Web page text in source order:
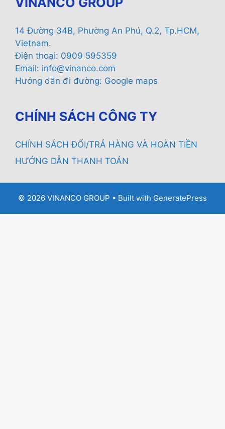
14 Đường 34B, Phường An Phú, Q.2, Tp.HCM,
Vietnam.
Điện thoại: 0909 595359
Email: info@vinanco.com
Hướng dẫn đi đường: Google maps
CHÍNH SÁCH CÔNG TY
CHÍNH SÁCH ĐỔI/TRẢ HÀNG VÀ HOÀN TIỀN
HƯỚNG DẪN THANH TOÁN
© 2026 VINANCO GROUP • Built with GeneratePress